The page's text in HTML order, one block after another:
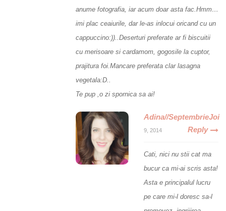
anume fotografia, iar acum doar asta fac.Hmm…
imi plac ceaiurile, dar le-as inlocui oricand cu un
cappuccino:))..Deserturi preferate ar fi biscuitii
cu merisoare si cardamom, gogosile la cuptor,
prajitura foi.Mancare preferata clar lasagna
vegetala:D..
Te pup ,o zi spornica sa ai!
Adina//SeptembrieJoi
9, 2014 Reply
Cati, nici nu stii cat ma
bucur ca mi-ai scris asta!
Asta e principalul lucru
pe care mi-l doresc sa-l